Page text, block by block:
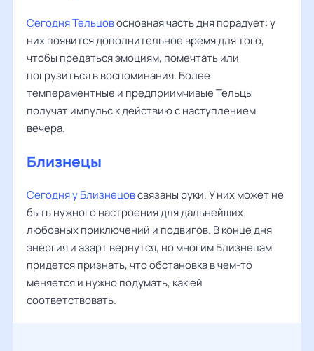
Сегодня Тельцовосновная часть дня порадует: у
них появится дополнительное время для того,
чтобы предаться эмоциям, помечтать или
погрузиться в воспоминания. Более
темпераментные и предприимчивые Тельцы
получат импульс к действию с наступлением
вечера.
Близнецы
Сегодня у Близнецовсвязаны руки. У них может не
быть нужного настроения для дальнейших
любовных приключений и подвигов. В конце дня
энергия и азарт вернутся, но многим Близнецам
придется признать, что обстановка в чем-то
меняется и нужно подумать, как ей
соответствовать.